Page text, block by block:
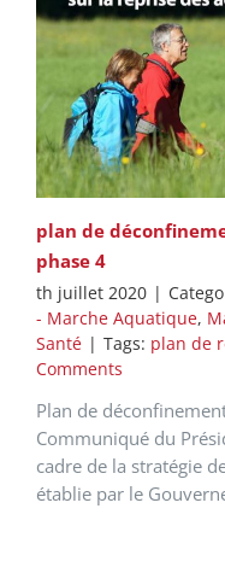
plan de
phase 4
th juillet 2020 |
- Marche Aquatique,
Santé | Tags: plan de
Comments
Plan de
Communiqué du
cadre de la stratégie
établie par le